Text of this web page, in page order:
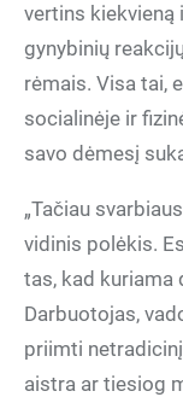
vertins kiekvieną
gynybinių
rėmais. Visa tai,
socialinėje ir
savo dėmesį
„Tačiau
vidinis polėkis.
tas, kad kuriama
Darbuotojas,
priimti
aistra ar tiesiog